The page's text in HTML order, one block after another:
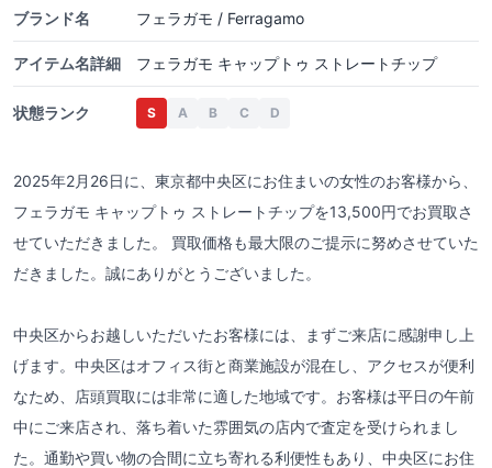
ブランド名 フェラガモ / Ferragamo
アイテム名詳細 フェラガモ キャップトゥ ストレートチップ
状態ランク S A B C D
2025年2月26日に、東京都中央区にお住まいの女性のお客様から、
フェラガモ キャップトゥ ストレートチップを13,500円でお買取さ
せていただきました。 買取価格も最大限のご提示に努めさせていた
だきました。誠にありがとうございました。
中央区からお越しいただいたお客様には、まずご来店に感謝申し上
げます。中央区はオフィス街と商業施設が混在し、アクセスが便利
なため、店頭買取には非常に適した地域です。お客様は平日の午前
中にご来店され、落ち着いた雰囲気の店内で査定を受けられまし
た。通勤や買い物の合間に立ち寄れる利便性もあり、中央区にお住